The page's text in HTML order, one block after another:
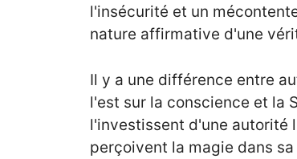
l'insécurité et un
nature affirmative d'une
Il y a une différence entre
l'est sur la conscience et la
l'investissent d'une autorité
perçoivent la magie dans